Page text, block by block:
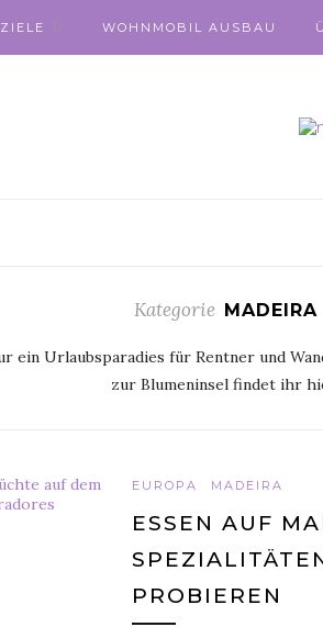
WOHNMOBIL AUSBAU
Kategorie MADEIRA
ein Urlaubsparadies für Rentner und
zur Blumeninsel findet ihr
EUROPA MADEIRA
ESSEN AUF
PROBIEREN